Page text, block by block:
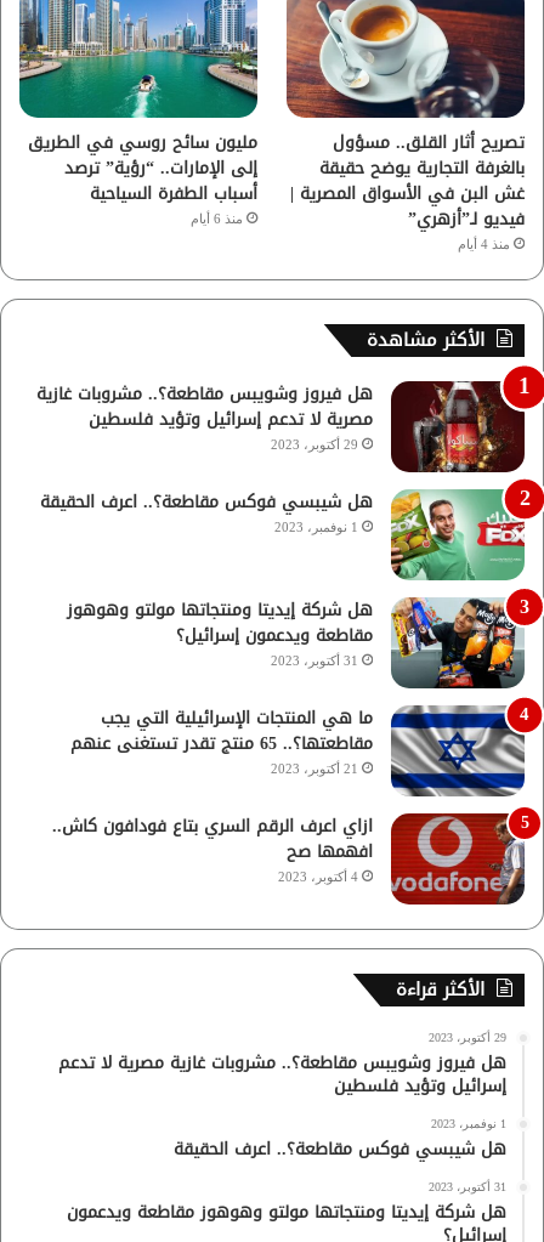
تصريح أثار القلق.. مسؤول
بالغرفة التجارية يوضح حقيقة
غش البن في الأسواق المصرية |
فيديو لـ”أزهري”
منذ 4 أيام
مليون سائح روسي في الطريق
إلى الإمارات.. “رؤية” ترصد
أسباب الطفرة السياحية
منذ 6 أيام
الأكثر مشاهدة
هل فيروز وشويبس مقاطعة؟.. مشروبات غازية
مصرية لا تدعم إسرائيل وتؤيد فلسطين
29 أكتوبر، 2023
هل شيبسي فوكس مقاطعة؟.. اعرف الحقيقة
1 نوفمبر، 2023
هل شركة إيديتا ومنتجاتها مولتو وهوهوز
مقاطعة ويدعمون إسرائيل؟
31 أكتوبر، 2023
ما هي المنتجات الإسرائيلية التي يجب
مقاطعتها؟.. 65 منتج تقدر تستغنى عنهم
21 أكتوبر، 2023
ازاي اعرف الرقم السري بتاع فودافون كاش..
افهمها صح
4 أكتوبر، 2023
الأكثر قراءة
29 أكتوبر، 2023
هل فيروز وشويبس مقاطعة؟.. مشروبات غازية مصرية لا تدعم
إسرائيل وتؤيد فلسطين
1 نوفمبر، 2023
هل شيبسي فوكس مقاطعة؟.. اعرف الحقيقة
31 أكتوبر، 2023
هل شركة إيديتا ومنتجاتها مولتو وهوهوز مقاطعة ويدعمون